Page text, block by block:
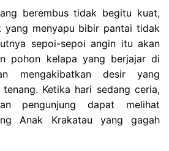
berembus tidak begitu kuat,
yang menyapu bibir pantai tidak
sepoi-sepoi angin itu akan
pohon kelapa yang berjajar di
mengakibatkan desir yang
Ketika hari sedang ceria,
pengunjung dapat melihat
Anak Krakatau yang gagah